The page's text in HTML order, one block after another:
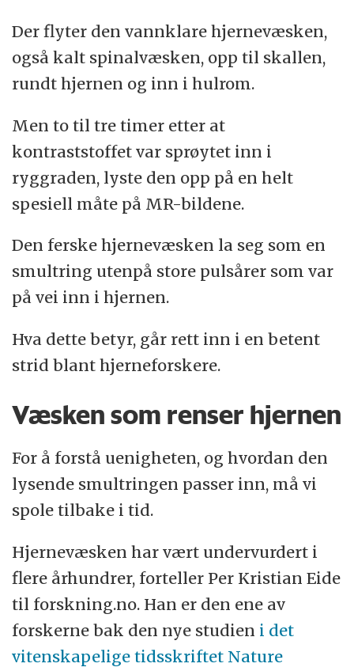
Der flyter den vannklare hjernevæsken,
også kalt spinalvæsken, opp til skallen,
rundt hjernen og inn i hulrom.
Men to til tre timer etter at
kontraststoffet var sprøytet inn i
ryggraden, lyste den opp på en helt
spesiell måte på MR-bildene.
Den ferske hjernevæsken la seg som en
smultring utenpå store pulsårer som var
på vei inn i hjernen.
Hva dette betyr, går rett inn i en betent
strid blant hjerneforskere.
Væsken som renser hjernen
For å forstå uenigheten, og hvordan den
lysende smultringen passer inn, må vi
spole tilbake i tid.
Hjernevæsken har vært undervurdert i
flere århundrer, forteller Per Kristian Eide
til forskning.no. Han er den ene av
forskerne bak den nye studien i det
vitenskapelige tidsskriftet Nature